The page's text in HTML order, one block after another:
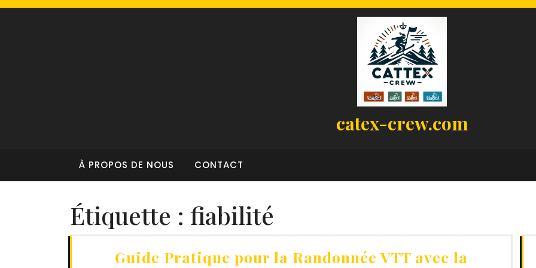
Skip
catex-crew.com
À PROPOS DE NOUS CONTACT
Étiquette : fiabilité
Guide Pratique pour la Randonnée VTT avec la